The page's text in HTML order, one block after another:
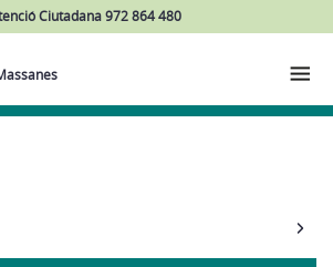
Ciutadana 972 864 480